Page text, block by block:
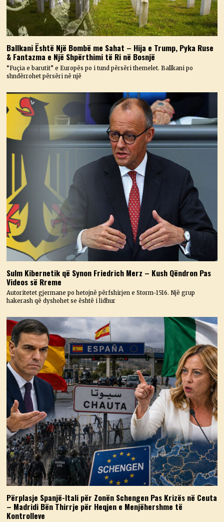
Ballkani Është Një Bombë me Sahat – Hija e Trump, Pyka Ruse
& Fantazma e Një Shpërthimi të Ri në Bosnjë
“Fuçia e barutit” e Europës po i tund përsëri themelet. Ballkani po
shndërrohet përsëri në një
Sulm Kibernetik që Synon Friedrich Merz – Kush Qëndron Pas
Videos së Rreme
Autoritetet gjermane po hetojnë përfshirjen e Storm-1516. Një grup
hakerash që dyshohet se është i lidhur
Përplasje Spanjë-Itali për Zonën Schengen Pas Krizës në Ceuta
– Madridi Bën Thirrje për Heqjen e Menjëhershme të
Kontrolleve